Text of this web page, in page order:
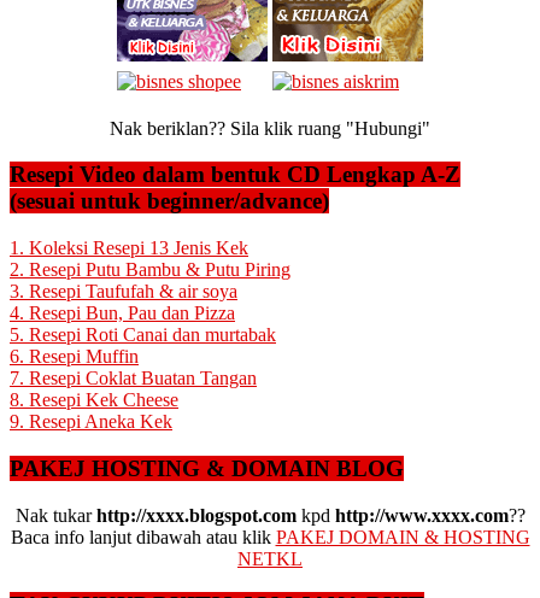
Nak beriklan?? Sila klik ruang "Hubungi"
Resepi Video dalam bentuk CD Lengkap A-Z
(sesuai untuk beginner/advance)
1. Koleksi Resepi 13 Jenis Kek
2. Resepi Putu Bambu & Putu Piring
3. Resepi Taufufah & air soya
4. Resepi Bun, Pau dan Pizza
5. Resepi Roti Canai dan murtabak
6. Resepi Muffin
7. Resepi Coklat Buatan Tangan
8. Resepi Kek Cheese
9. Resepi Aneka Kek
PAKEJ HOSTING & DOMAIN BLOG
Nak tukarhttp://xxxx.blogspot.comkpd http://www.xxxx.com??
Baca info lanjut dibawah atau klik PAKEJ DOMAIN & HOSTING
NETKL